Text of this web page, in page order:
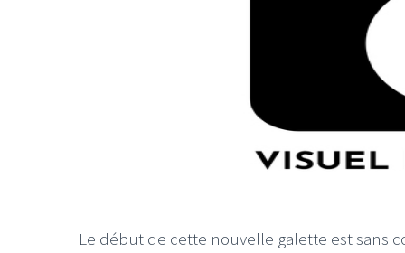
Le début de cette nouvelle galette est sans
LE